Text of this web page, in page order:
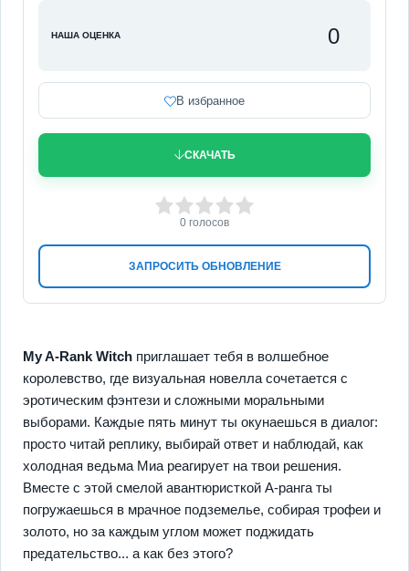
НАША ОЦЕНКА 0
В избранное
СКАЧАТЬ
ЗАПРОСИТЬ ОБНОВЛЕНИЕ
3 4 5
0 голосов
My A-Rank Witch приглашает тебя в волшебное
королевство, где визуальная новелла сочетается с
эротическим фэнтези и сложными моральными
выборами. Каждые пять минут ты окунаешься в диалог:
просто читай реплику, выбирай ответ и наблюдай, как
холодная ведьма Миа реагирует на твои решения.
Вместе с этой смелой авантюристкой А-ранга ты
погружаешься в мрачное подземелье, собирая трофеи и
золото, но за каждым углом может поджидать
предательство... а как без этого?